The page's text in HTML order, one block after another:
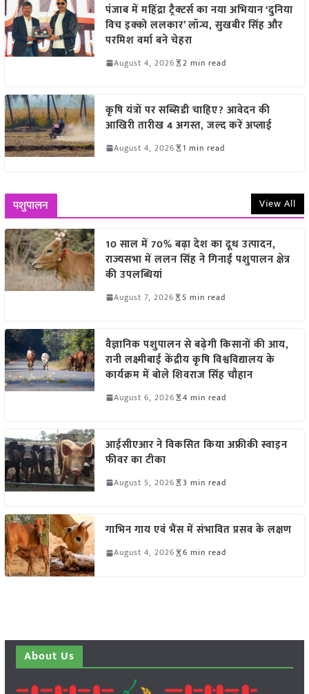
पंजाब में महिंद्रा ट्रैक्टर्स का नया अभियान ‘दुनिया
विच इक्को ललकार’ लॉन्च, सुखबीर सिंह और
परमिश वर्मा बने चेहरा
August 4, 2026 2 min read
कृषि यंत्रों पर सब्सिडी चाहिए? आवेदन की
आखिरी तारीख 4 अगस्त, जल्द करें अप्लाई
August 4, 2026 1 min read
पशुपालन View All
10 साल में 70% बढ़ा देश का दूध उत्पादन,
राज्यसभा में ललन सिंह ने गिनाईं पशुपालन क्षेत्र
की उपलब्धियां
August 7, 2026 5 min read
वैज्ञानिक पशुपालन से बढ़ेगी किसानों की आय,
रानी लक्ष्मीबाई केंद्रीय कृषि विश्वविद्यालय के
कार्यक्रम में बोले शिवराज सिंह चौहान
August 6, 2026 4 min read
आईसीएआर ने विकसित किया अफ्रीकी स्वाइन
फीवर का टीका
August 5, 2026 3 min read
गाभिन गाय एवं भैंस में संभावित प्रसव के लक्षण
August 4, 2026 6 min read
About Us